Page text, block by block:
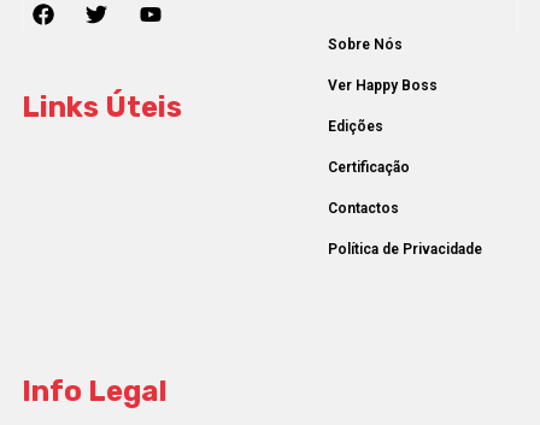
Links Úteis
Sobre Nós
Ver Happy Boss
Edições
Certificação
Contactos
Política de Privacidade
Info Legal